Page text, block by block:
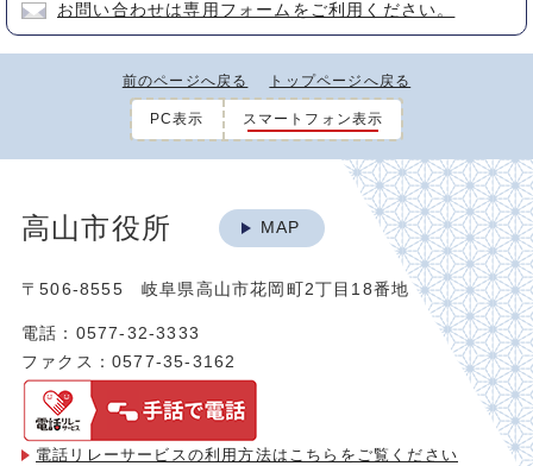
お問い合わせは専用フォームをご利用ください。
前のページへ戻る トップページへ戻る
PC表示 スマートフォン表示
高山市役所 MAP
〒506-8555 岐阜県高山市花岡町2丁目18番地
電話：0577-32-3333
ファクス：0577-35-3162
電話リレーサービスの利用方法は こちらをご覧ください